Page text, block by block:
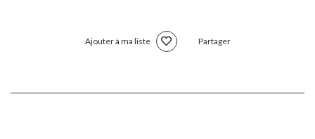
Ajouter à ma liste Partager